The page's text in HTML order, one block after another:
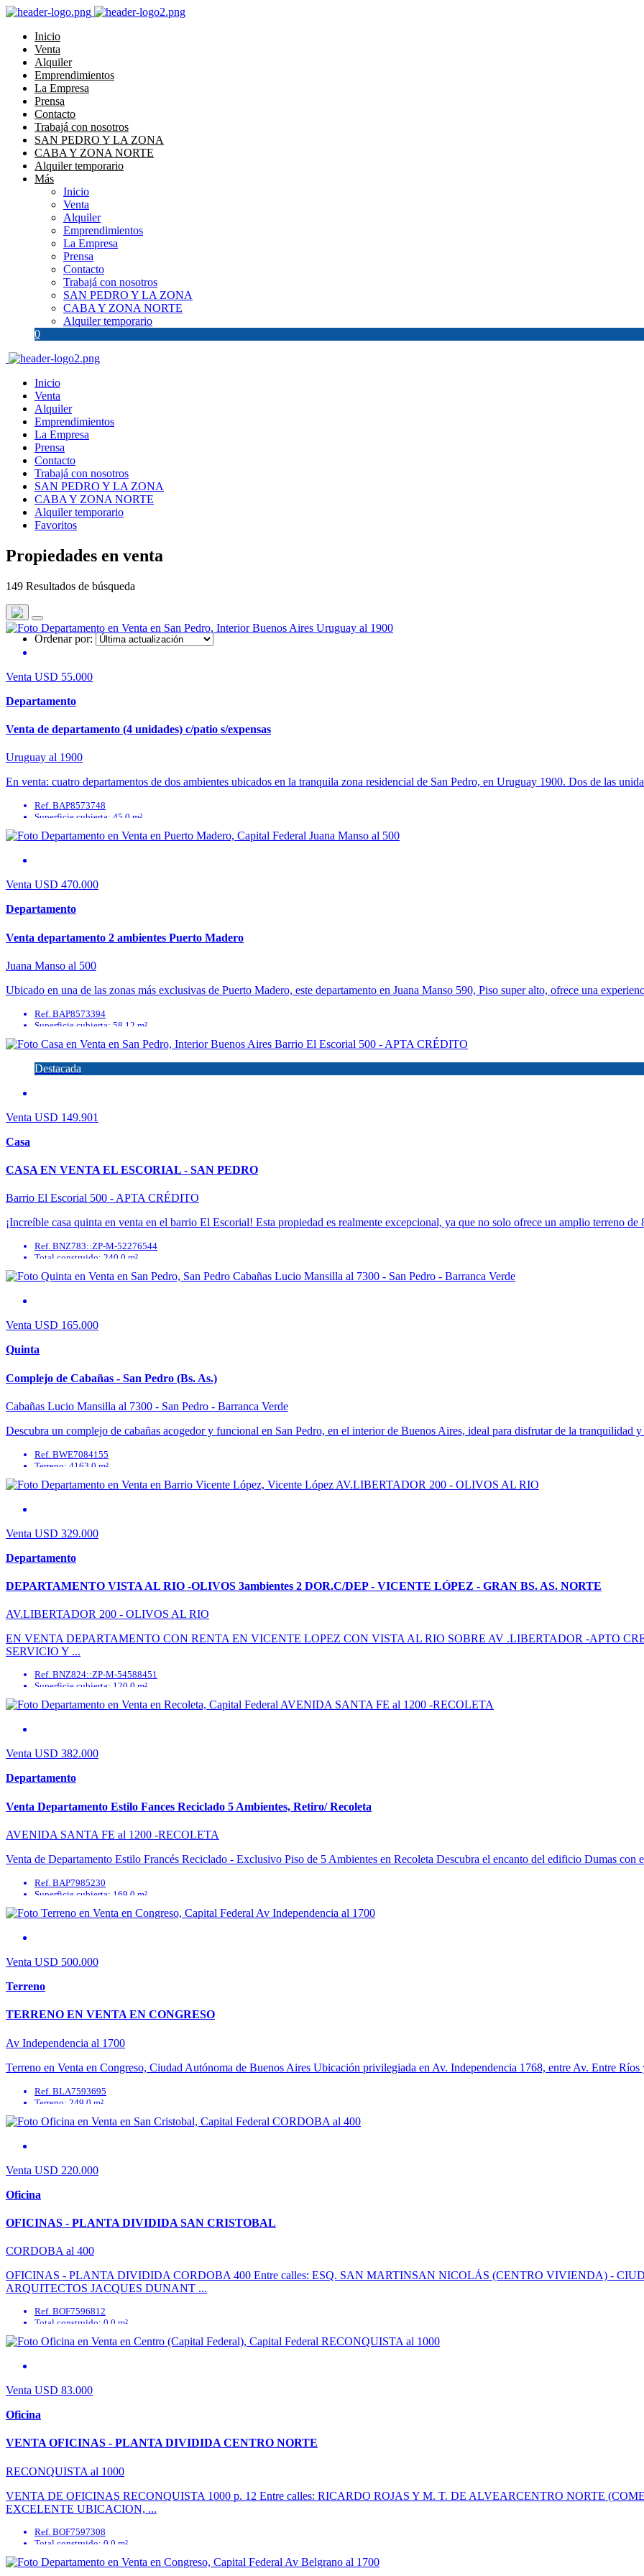
Inicio
Venta
Alquiler
Emprendimientos
La Empresa
Prensa
Contacto
Trabajá con nosotros
SAN PEDRO Y LA ZONA
CABA Y ZONA NORTE
Alquiler temporario
Más
Inicio
Venta
Alquiler
Emprendimientos
La Empresa
Prensa
Contacto
Trabajá con nosotros
SAN PEDRO Y LA ZONA
CABA Y ZONA NORTE
Alquiler temporario
0
Inicio
Venta
Alquiler
Emprendimientos
La Empresa
Prensa
Contacto
Trabajá con nosotros
SAN PEDRO Y LA ZONA
CABA Y ZONA NORTE
Alquiler temporario
Favoritos
Propiedades en venta
149 Resultados de búsqueda
Ordenar por:
Venta USD 55.000
Departamento
Venta de departamento (4 unidades) c/patio s/expensas
Uruguay al 1900
En venta: cuatro departamentos de dos ambientes ubicados en la tranquila zona residencial de San Pedro, en Uruguay 1900. Dos de las
Ref. BAP8573748
Superficie cubierta: 45.0 m²
Superficie semicubierta: 0.0 m²
Venta USD 470.000
Departamento
Venta departamento 2 ambientes Puerto Madero
Juana Manso al 500
Ubicado en una de las zonas más exclusivas de Puerto Madero, este departamento en Juana Manso 590, Piso super alto, ofrece una
Ref. BAP8573394
Superficie cubierta: 58.12 m²
Superficie semicubierta: 2.12 m²
Dormitorios: 1
Destacada
Venta USD 149.901
Casa
CASA EN VENTA EL ESCORIAL - SAN PEDRO
Barrio El Escorial 500 - APTA CRÉDITO
¡Increíble casa quinta en venta en el barrio El Escorial! Esta propiedad es realmente excepcional, ya que no solo ofrece un amplio terreno de
Ref. BNZ783::ZP-M-52276544
Total construido: 240.0 m²
Baños: 2
Venta USD 165.000
Quinta
Complejo de Cabañas - San Pedro (Bs. As.)
Cabañas Lucio Mansilla al 7300 - San Pedro - Barranca Verde
Descubra un complejo de cabañas acogedor y funcional en San Pedro, en el interior de Buenos Aires, ideal para disfrutar de la tranquilidad y
Ref. BWE7084155
Terreno: 4163.0 m²
Baños: 6
Venta USD 329.000
Departamento
DEPARTAMENTO VISTA AL RIO -OLIVOS 3ambientes 2 DOR.C/DEP - VICENTE LÓPEZ - GRAN BS. AS. NORTE
AV.LIBERTADOR 200 - OLIVOS AL RIO
EN VENTA DEPARTAMENTO CON RENTA EN VICENTE LOPEZ CON VISTA AL RIO SOBRE AV .LIBERTADOR -APTO
SERVICIO Y ...
Ref. BNZ824::ZP-M-54588451
Superficie cubierta: 120.0 m²
Superficie semicubierta: 0.0 m²
Venta USD 382.000
Departamento
Venta Departamento Estilo Fances Reciclado 5 Ambientes, Retiro/ Recoleta
AVENIDA SANTA FE al 1200 -RECOLETA
Venta de Departamento Estilo Francés Reciclado - Exclusivo Piso de 5 Ambientes en Recoleta Descubra el encanto del edificio Dumas con
Ref. BAP7985230
Superficie cubierta: 169.0 m²
Superficie semicubierta: 10.0 m²
Venta USD 500.000
Terreno
TERRENO EN VENTA EN CONGRESO
Av Independencia al 1700
Terreno en Venta en Congreso, Ciudad Autónoma de Buenos Aires Ubicación privilegiada en Av. Independencia 1768, entre Av. Entre Ríos
Ref. BLA7593695
Terreno: 249.0 m²
Agua Corriente: Sí
Venta USD 220.000
Oficina
OFICINAS - PLANTA DIVIDIDA SAN CRISTOBAL
CORDOBA al 400
OFICINAS - PLANTA DIVIDIDA CORDOBA 400 Entre calles: ESQ. SAN MARTINSAN NICOLÁS (CENTRO VIVIENDA) -
ARQUITECTOS JACQUES DUNANT ...
Ref. BOF7596812
Total construido: 0.0 m²
Superficie cubierta: 89.53 m²
Venta USD 83.000
Oficina
VENTA OFICINAS - PLANTA DIVIDIDA CENTRO NORTE
RECONQUISTA al 1000
VENTA DE OFICINAS RECONQUISTA 1000 p. 12 Entre calles: RICARDO ROJAS Y M. T. DE ALVEARCENTRO NORTE
EXCELENTE UBICACION, ...
Ref. BOF7597308
Total construido: 0.0 m²
Superficie cubierta: 75.0 m²